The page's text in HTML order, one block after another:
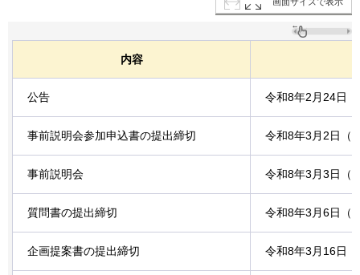
内容
公告 令和8年2月24日
事前説明会参加申込書の提出締切 令和8年3月2日（
事前説明会 令和8年3月3日（
質問書の提出締切 令和8年3月6日（
企画提案書の提出締切 令和8年3月16日